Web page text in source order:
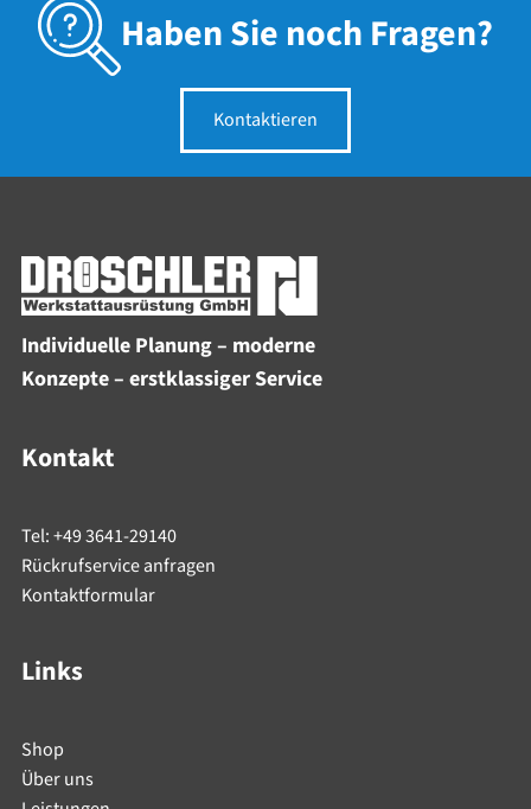
Haben Sie noch Fragen?
Kontaktieren
Individuelle Planung – moderne
Konzepte – erstklassiger Service
Kontakt
Tel: +49 3641-29140
Rückrufservice anfragen
Kontaktformular
Links
Shop
Über uns